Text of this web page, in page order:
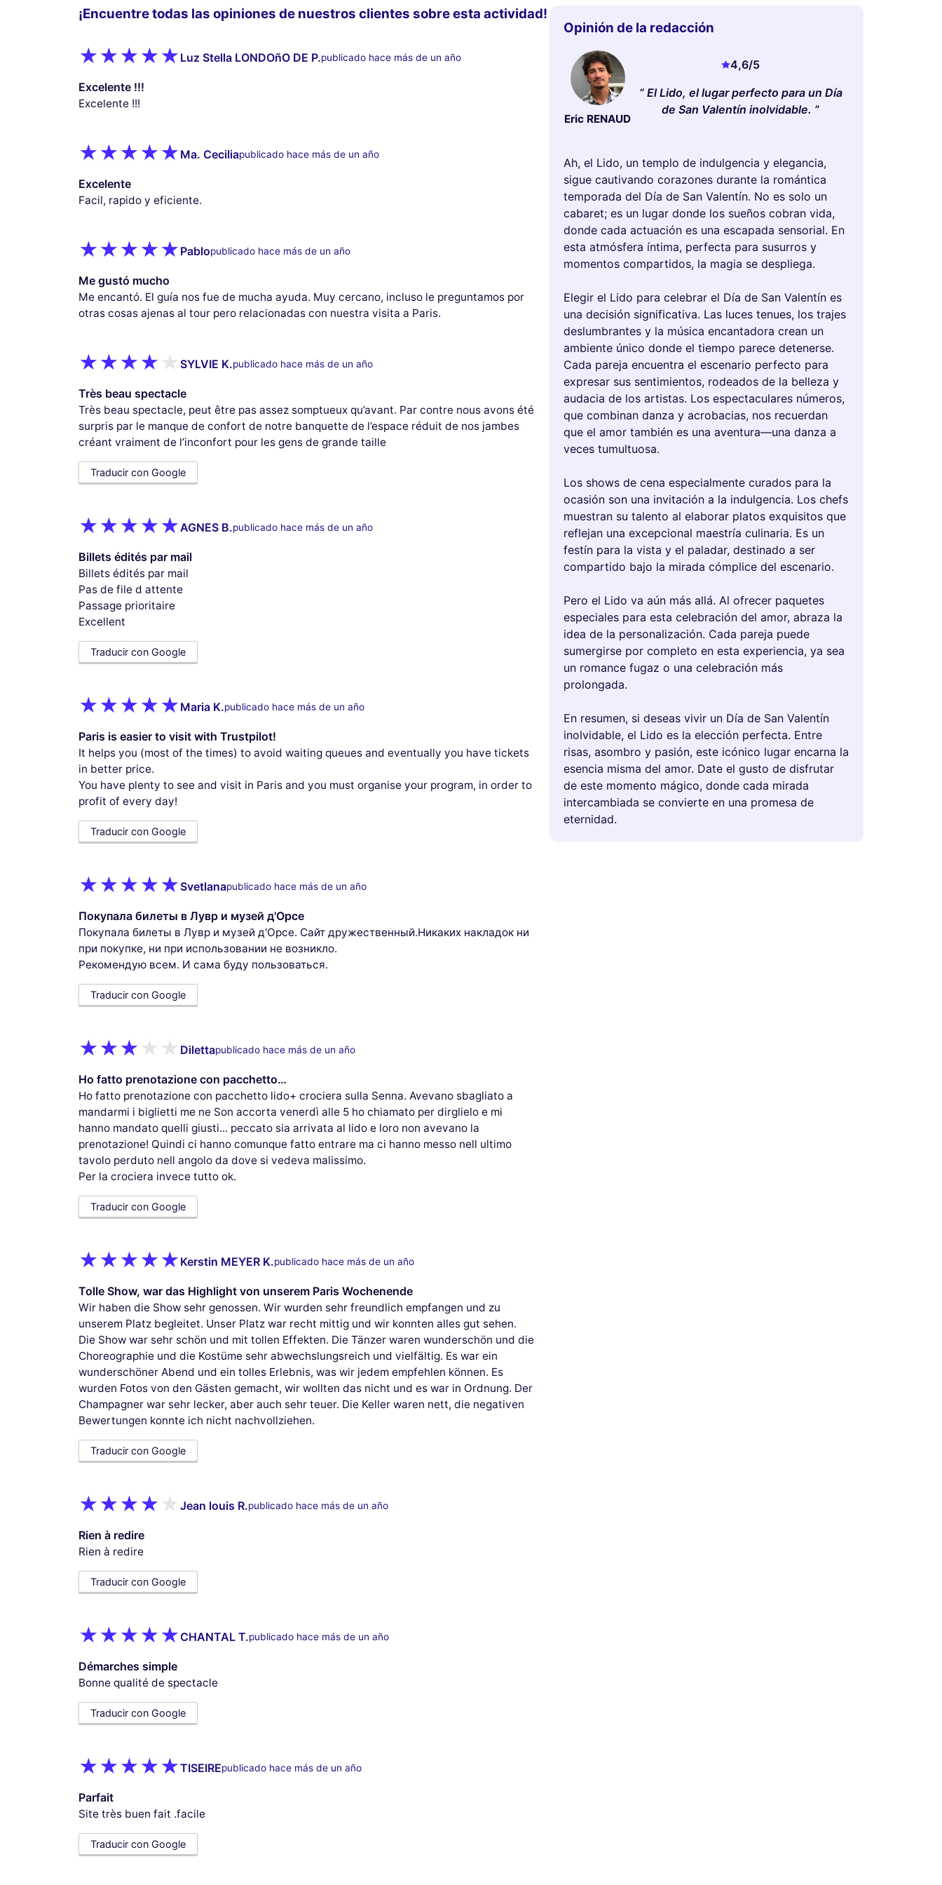
¡Encuentre todas las opiniones de nuestros clientes sobre esta actividad!
Luz Stella LONDOñO DE P.publicado hace más de un año
Excelente !!!
Excelente !!!
Ma. Ceciliapublicado hace más de un año
Excelente
Facil, rapido y eficiente.
Pablopublicado hace más de un año
Me gustó mucho
Me encantó. El guía nos fue de mucha ayuda. Muy cercano, incluso le preguntamos por
otras cosas ajenas al tour pero relacionadas con nuestra visita a Paris.
SYLVIE K.publicado hace más de un año
Très beau spectacle
Très beau spectacle, peut être pas assez somptueux qu’avant. Par contre nous avons été
surpris par le manque de confort de notre banquette de l’espace réduit de nos jambes
créant vraiment de l’inconfort pour les gens de grande taille
Traducir con Google
AGNES B.publicado hace más de un año
Billets édités par mail
Billets édités par mail
Pas de file d attente
Passage prioritaire
Excellent
Traducir con Google
Maria K.publicado hace más de un año
Paris is easier to visit with Trustpilot!
It helps you (most of the times) to avoid waiting queues and eventually you have tickets
in better price.
You have plenty to see and visit in Paris and you must organise your program, in order to
profit of every day!
Traducir con Google
Svetlanapublicado hace más de un año
Покупала билеты в Лувр и музей д'Орсе
Покупала билеты в Лувр и музей д'Орсе. Сайт дружественный.Никаких накладок ни
при покупке, ни при использовании не возникло.
Рекомендую всем. И сама буду пользоваться.
Traducir con Google
Dilettapublicado hace más de un año
Ho fatto prenotazione con pacchetto…
Ho fatto prenotazione con pacchetto lido+ crociera sulla Senna. Avevano sbagliato a
mandarmi i biglietti me ne Son accorta venerdì alle 5 ho chiamato per dirglielo e mi
hanno mandato quelli giusti... peccato sia arrivata al lido e loro non avevano la
prenotazione! Quindi ci hanno comunque fatto entrare ma ci hanno messo nell ultimo
tavolo perduto nell angolo da dove si vedeva malissimo.
Per la crociera invece tutto ok.
Traducir con Google
Kerstin MEYER K.publicado hace más de un año
Tolle Show, war das Highlight von unserem Paris Wochenende
Wir haben die Show sehr genossen. Wir wurden sehr freundlich empfangen und zu
unserem Platz begleitet. Unser Platz war recht mittig und wir konnten alles gut sehen.
Die Show war sehr schön und mit tollen Effekten. Die Tänzer waren wunderschön und die
Choreographie und die Kostüme sehr abwechslungsreich und vielfältig. Es war ein
wunderschöner Abend und ein tolles Erlebnis, was wir jedem empfehlen können. Es
wurden Fotos von den Gästen gemacht, wir wollten das nicht und es war in Ordnung. Der
Champagner war sehr lecker, aber auch sehr teuer. Die Keller waren nett, die negativen
Bewertungen konnte ich nicht nachvollziehen.
Traducir con Google
Jean louis R.publicado hace más de un año
Rien à redire
Rien à redire
Traducir con Google
CHANTAL T.publicado hace más de un año
Démarches simple
Bonne qualité de spectacle
Traducir con Google
TISEIREpublicado hace más de un año
Parfait
Site très buen fait .facile
Traducir con Google
Opinión de la redacción
Eric RENAUD
4,6/5
El Lido, el lugar perfecto para un Día
de San Valentín inolvidable.
Ah, el Lido, un templo de indulgencia y elegancia,
sigue cautivando corazones durante la romántica
temporada del Día de San Valentín. No es solo un
cabaret; es un lugar donde los sueños cobran vida,
donde cada actuación es una escapada sensorial. En
esta atmósfera íntima, perfecta para susurros y
momentos compartidos, la magia se despliega.
Elegir el Lido para celebrar el Día de San Valentín es
una decisión significativa. Las luces tenues, los trajes
deslumbrantes y la música encantadora crean un
ambiente único donde el tiempo parece detenerse.
Cada pareja encuentra el escenario perfecto para
expresar sus sentimientos, rodeados de la belleza y
audacia de los artistas. Los espectaculares números,
que combinan danza y acrobacias, nos recuerdan
que el amor también es una aventura—una danza a
veces tumultuosa.
Los shows de cena especialmente curados para la
ocasión son una invitación a la indulgencia. Los chefs
muestran su talento al elaborar platos exquisitos que
reflejan una excepcional maestría culinaria. Es un
festín para la vista y el paladar, destinado a ser
compartido bajo la mirada cómplice del escenario.
Pero el Lido va aún más allá. Al ofrecer paquetes
especiales para esta celebración del amor, abraza la
idea de la personalización. Cada pareja puede
sumergirse por completo en esta experiencia, ya sea
un romance fugaz o una celebración más
prolongada.
En resumen, si deseas vivir un Día de San Valentín
inolvidable, el Lido es la elección perfecta. Entre
risas, asombro y pasión, este icónico lugar encarna la
esencia misma del amor. Date el gusto de disfrutar
de este momento mágico, donde cada mirada
intercambiada se convierte en una promesa de
eternidad.